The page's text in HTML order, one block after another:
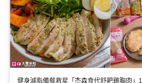
健身減脂備餐救星「杰森食代舒肥雞胸肉」